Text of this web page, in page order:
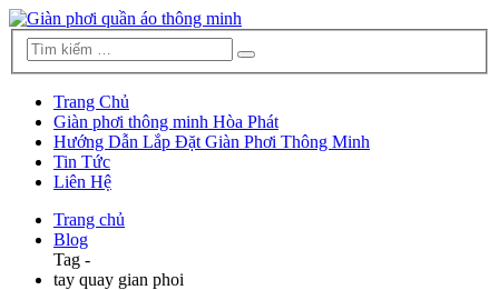
Trang Chủ
Giàn phơi thông minh Hòa Phát
Hướng Dẫn Lắp Đặt Giàn Phơi Thông Minh
Tin Tức
Liên Hệ
Trang chủ
Blog
Tag -
tay quay gian phoi